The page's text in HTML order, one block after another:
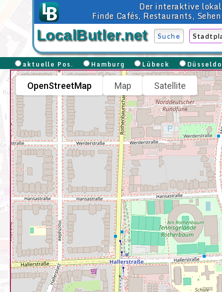
Der interaktive
Finde Cafés, Restaurants,
LocalButler.net Suche
OpenStreetMap Map Satellite
aktuelle Pos. Hamburg Lübeck